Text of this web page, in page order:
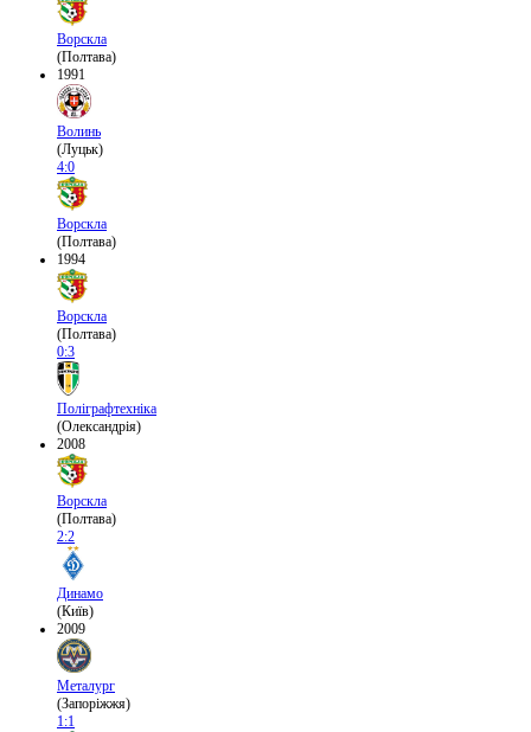
Ворскла
(Полтава)
1991
Волинь
(Луцьк)
4:0
Ворскла
(Полтава)
1994
Ворскла
(Полтава)
0:3
Поліграфтехніка
(Олександрія)
2008
Ворскла
(Полтава)
2:2
Динамо
(Київ)
2009
Металург
(Запоріжжя)
1:1